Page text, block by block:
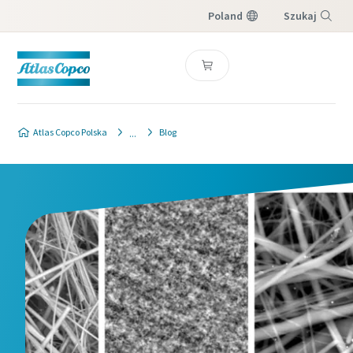
Poland Szukaj
Atlas Copco Polska Blog
Formularz kontaktowy dotyczący
bezpieczeństwa i jakości produktu